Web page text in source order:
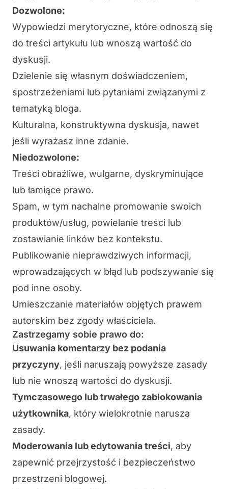
Dozwolone:
Wypowiedzi merytoryczne, które odnoszą się
do treści artykułu lub wnoszą wartość do
dyskusji.
Dzielenie się własnym doświadczeniem,
spostrzeżeniami lub pytaniami związanymi z
tematyką bloga.
Kulturalna, konstruktywna dyskusja, nawet
jeśli wyrażasz inne zdanie.
Niedozwolone:
Treści obraźliwe, wulgarne, dyskryminujące
lub łamiące prawo.
Spam, w tym nachalne promowanie swoich
produktów/usług, powielanie treści lub
zostawianie linków bez kontekstu.
Publikowanie nieprawdziwych informacji,
wprowadzających w błąd lub podszywanie się
pod inne osoby.
Umieszczanie materiałów objętych prawem
autorskim bez zgody właściciela.
Zastrzegamy sobie prawo do:
Usuwania komentarzy bez podania
przyczyny, jeśli naruszają powyższe zasady
lub nie wnoszą wartości do dyskusji.
Tymczasowego lub trwałego zablokowania
użytkownika, który wielokrotnie narusza
zasady.
Moderowania lub edytowania treści, aby
zapewnić przejrzystość i bezpieczeństwo
przestrzeni blogowej.